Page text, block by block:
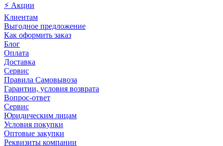
⚡ Акции
Клиентам
Выгодное предложение
Как оформить заказ
Блог
Оплата
Доставка
Сервис
Правила Самовывоза
Гарантии, условия возврата
Вопрос-ответ
Сервис
Юридическим лицам
Условия покупки
Оптовые закупки
Реквизиты компании